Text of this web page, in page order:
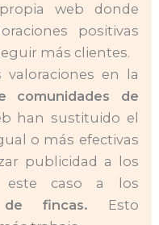
web donde
positivas
más clientes.
valoraciones en la
comunidades de
han sustituido el
o más efectivas
publicidad a los
este caso a los
de fincas. Esto